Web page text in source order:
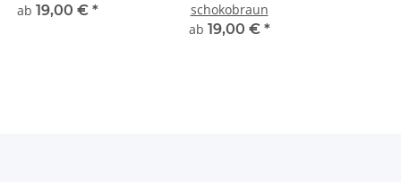
ab 19,00 € *
schokobraun
ab 19,00 € *